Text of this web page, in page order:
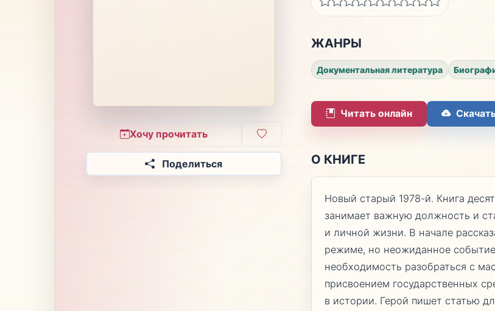
Хочу прочитать
Поделиться
ЖАНРЫ
Документальная литература
Читать онлайн
О КНИГЕ
Новый старый 1978-й. Книга
занимает важную должность и
и личной жизни. В начале
режиме, но неожиданное
необходимость разобраться с
присвоением государственных
в истории. Герой пишет статью